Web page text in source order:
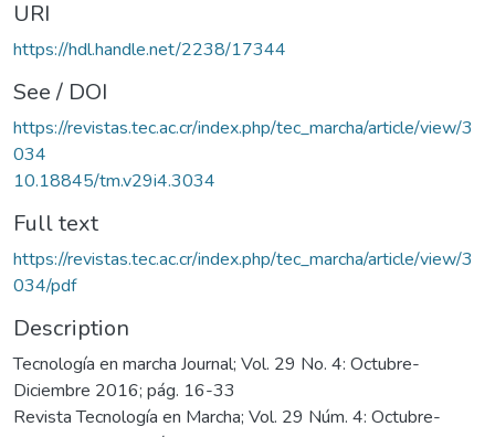
URI
https://hdl.handle.net/2238/17344
See / DOI
https://revistas.tec.ac.cr/index.php/tec_marcha/article/view/3
034
10.18845/tm.v29i4.3034
Full text
https://revistas.tec.ac.cr/index.php/tec_marcha/article/view/3
034/pdf
Description
Tecnología en marcha Journal; Vol. 29 No. 4: Octubre-
Diciembre 2016; pág. 16-33
Revista Tecnología en Marcha; Vol. 29 Núm. 4: Octubre-